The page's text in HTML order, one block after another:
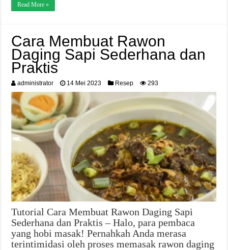
Read More »
Cara Membuat Rawon
Daging Sapi Sederhana dan
Praktis
administrator 14 Mei 2023 Resep 293
Tutorial Cara Membuat Rawon Daging Sapi
Sederhana dan Praktis – Halo, para pembaca
yang hobi masak! Pernahkah Anda merasa
terintimidasi oleh proses memasak rawon daging